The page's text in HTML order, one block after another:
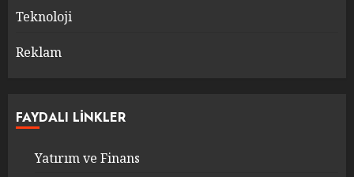
Teknoloji
Reklam
FAYDALI LINKLER
Yatırım ve Finans